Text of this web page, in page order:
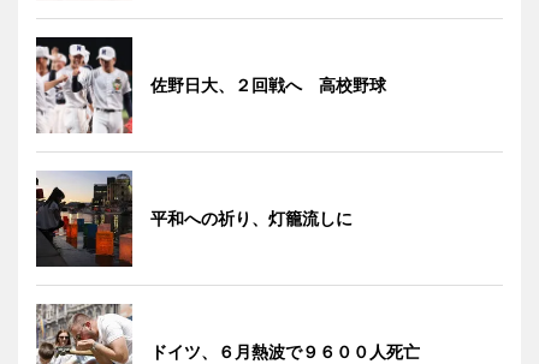
佐野日大、２回戦へ 高校野球
平和への祈り、灯籠流しに
ドイツ、６月熱波で９６００人死亡